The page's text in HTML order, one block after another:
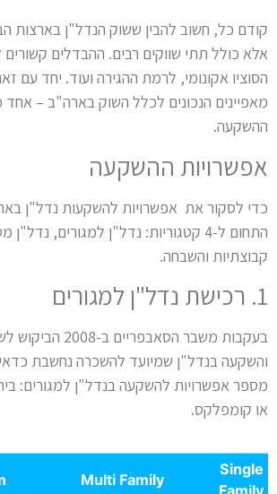
קודם כל, חשוב להבין ששוק הנדל"ן בארצות
אלא כולל תתי שווקים רבים. ההבדלים
הסוציו אקונומי, לרמת ההגירה ועוד. יחד עם
מאפיינים הנכונים לכלל השוק בארה"ב – אחד
ההשקעה.
אפשרויות ההשקעה
כדי לסקור את אפשרויות להשקעות נדל"ן
התחום ל-4 קטגוריות: נדל"ן למגורים,
קבוצתיות והשבחה.
1. רכישת נדל"ן למגורים
בעקבות משבר
והשקעה בנדל"ן שמיועד להשכרה נחשבת
מספר אפשרויות להשקעה בנדל"ן למגורים:
או קומפלקס.
Single
Multi Family